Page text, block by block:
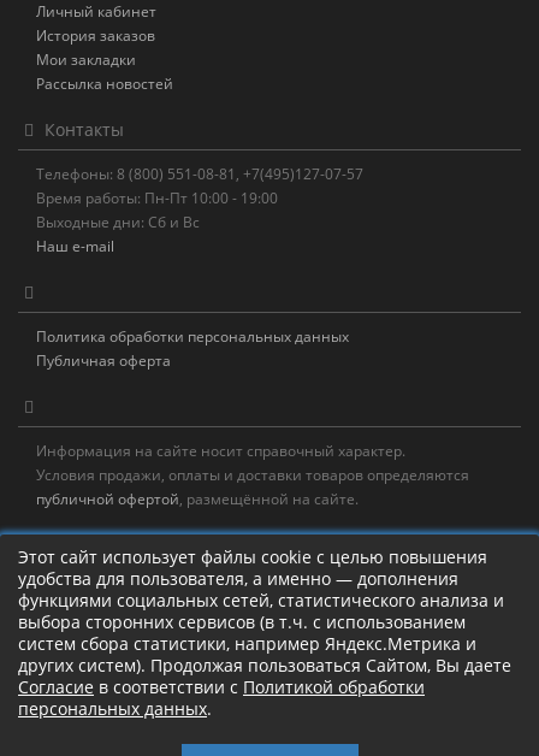
Личный кабинет
История заказов
Мои закладки
Рассылка новостей
Контакты
Телефоны: 8 (800) 551-08-81, +7(495)127-07-57
Время работы: Пн-Пт 10:00 - 19:00
Выходные дни: Сб и Вс
Наш e-mail
Политика обработки персональных данных
Публичная оферта
Информация на сайте носит справочный характер.
Условия продажи, оплаты и доставки товаров определяются
публичной офертой, размещённой на сайте.
Новостная рассылка
Новости, акции, распродажи и полезные советы!
Левая панель
Этот сайт использует файлы cookie с целью повышения
удобства для пользователя, а именно — дополнения
функциями социальных сетей, статистического анализа и
выбора сторонних сервисов (в т.ч. с использованием
систем сбора статистики, например Яндекс.Метрика и
других систем). Продолжая пользоваться Сайтом, Вы даете
Согласие в соответствии с Политикой обработки
персональных данных.